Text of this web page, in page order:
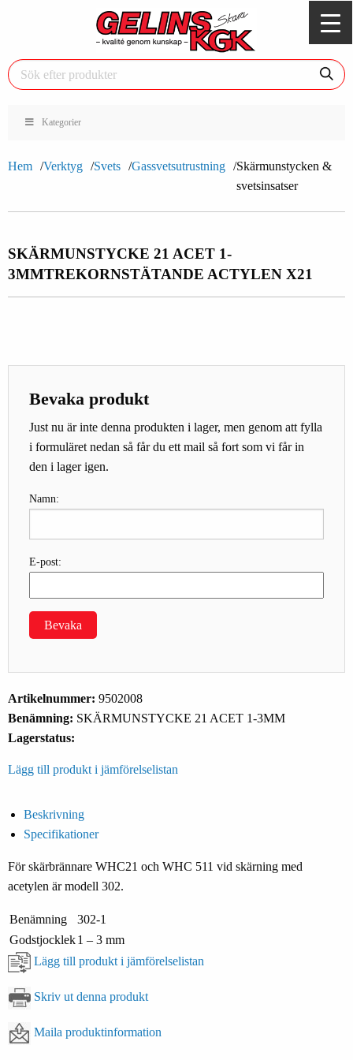
Kategorier
Hem Verktyg Svets Gassvetsutrustning
Skärmunstycken &
svetsinsatser
SKÄRMUNSTYCKE 21 ACET 1-
3MMTREKORNSTÄTANDE ACTYLEN X21
Bevaka produkt
Just nu är inte denna produkten i lager, men genom att fylla
i formuläret nedan så får du ett mail så fort som vi får in
den i lager igen.
Namn:
E-post:
Bevaka
Artikelnummer: 9502008
Benämning: SKÄRMUNSTYCKE 21 ACET 1-3MM
Lagerstatus:
Lägg till produkt i jämförelselistan
Beskrivning
Specifikationer
För skärbrännare WHC21 och WHC 511 vid skärning med
acetylen är modell 302.
Benämning
302-1
Godstjocklek1 – 3 mm
Lägg till produkt i jämförelselistan
Skriv ut denna produkt
Maila produktinformation